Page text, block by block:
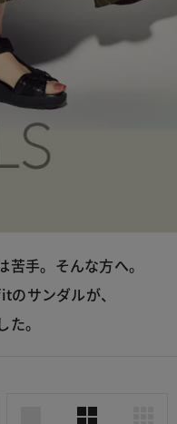
手。そんな方へ。
サンダルが、
。